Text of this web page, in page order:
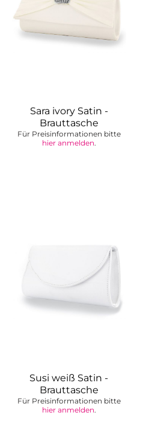
Sara ivory Satin -
Brauttasche
Für Preisinformationen bitte
hier anmelden.
Susi weiß Satin -
Brauttasche
Für Preisinformationen bitte
hier anmelden.